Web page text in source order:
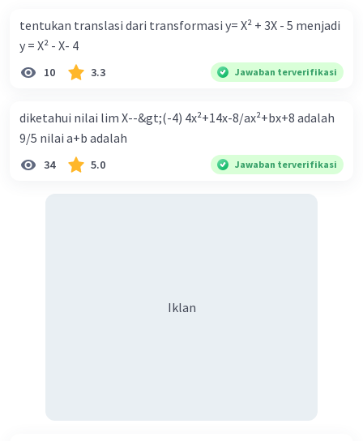
tentukan translasi dari transformasi y= X² + 3X - 5 menjadi
y = X² - X- 4
10 3.3 Jawaban terverifikasi
diketahui nilai lim X--&gt;(-4) 4x²+14x-8/ax²+bx+8 adalah
9/5 nilai a+b adalah
34 5.0 Jawaban terverifikasi
Iklan